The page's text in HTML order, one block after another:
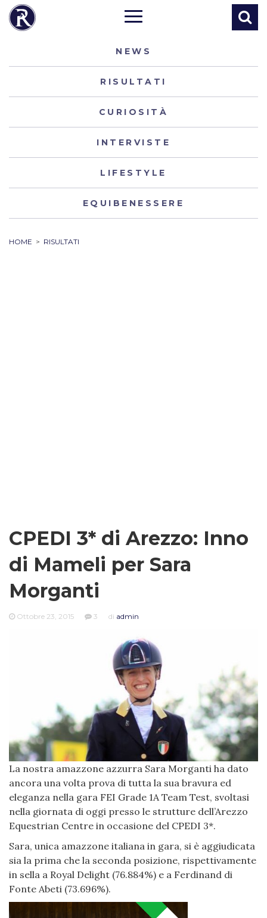
NEWS
RISULTATI
CURIOSITÀ
INTERVISTE
LIFESTYLE
EQUIBENESSERE
HOME > RISULTATI
CPEDI 3* di Arezzo: Inno
di Mameli per Sara
Morganti
Ottobre 23, 2015 3 di admin
La nostra amazzone azzurra Sara Morganti ha dato
ancora una volta prova di tutta la sua bravura ed
eleganza nella gara FEI Grade 1A Team Test, svoltasi
nella giornata di oggi presso le strutture dell’Arezzo
Equestrian Centre in occasione del CPEDI 3*.
Sara, unica amazzone italiana in gara, si è aggiudicata
sia la prima che la seconda posizione, rispettivamente
in sella a Royal Delight (76.884%) e a Ferdinand di
Fonte Abeti (73.696%).